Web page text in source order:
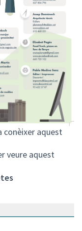
conèixer aquest
veure aquest